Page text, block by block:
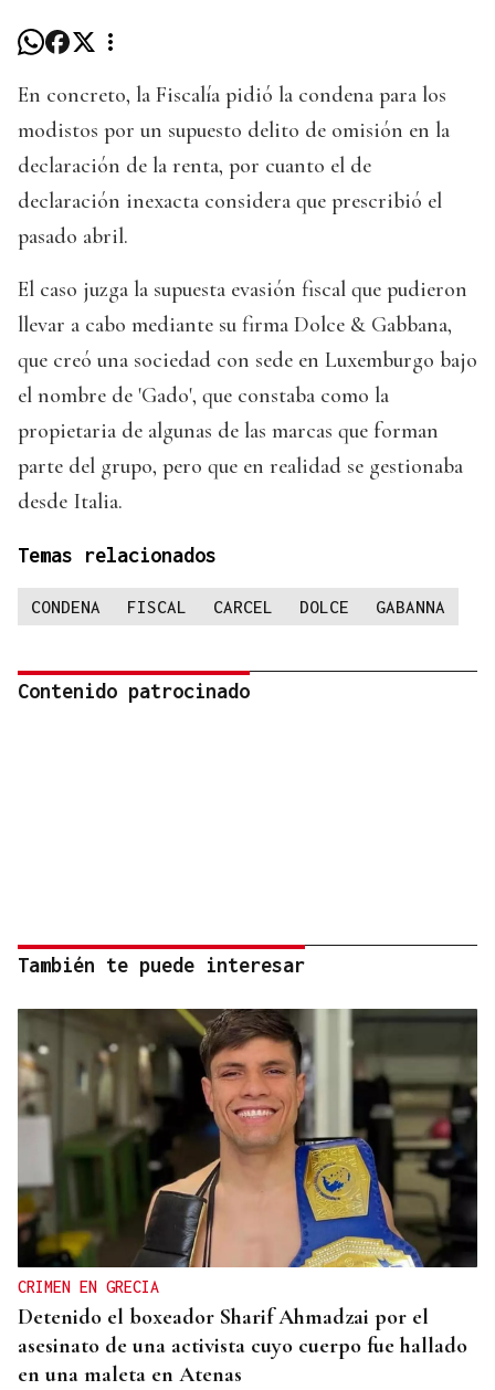
En concreto, la Fiscalía pidió la condena para los
modistos por un supuesto delito de omisión en la
declaración de la renta, por cuanto el de
declaración inexacta considera que prescribió el
pasado abril.
El caso juzga la supuesta evasión fiscal que pudieron
llevar a cabo mediante su firma Dolce & Gabbana,
que creó una sociedad con sede en Luxemburgo bajo
el nombre de 'Gado', que constaba como la
propietaria de algunas de las marcas que forman
parte del grupo, pero que en realidad se gestionaba
desde Italia.
Temas relacionados
CONDENA FISCAL CARCEL DOLCE GABANNA
Contenido patrocinado
También te puede interesar
CRIMEN EN GRECIA
Detenido el boxeador Sharif Ahmadzai por el
asesinato de una activista cuyo cuerpo fue hallado
en una maleta en Atenas